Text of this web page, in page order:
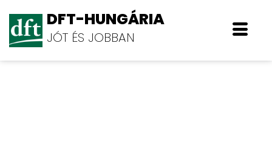
DFT-HUNGÁRIA
JÓT ÉS JOBBAN